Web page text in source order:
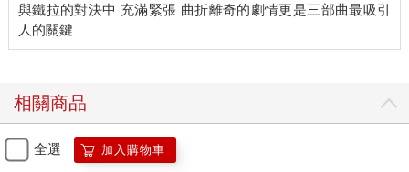
與鐵拉的對決中 充滿緊張 曲折離奇的劇情更是三部曲最吸引
相關商品
全選 加入購物車